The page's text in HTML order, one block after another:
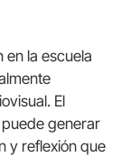
en la escuela
El
generar
y reflexión que